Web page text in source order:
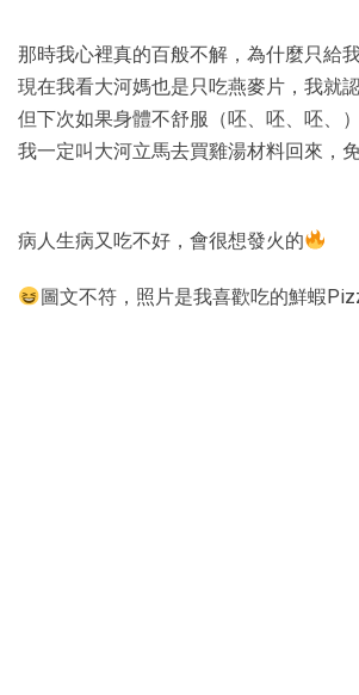
那時我心裡真的百般不解，為什麼只給
現在我看大河媽也是只吃燕麥片，我
但下次如果身體不舒服（呸、呸、呸、）
我一定叫大河立馬去買雞湯材料回來，
病人生病又吃不好，會很想發火的
圖文不符，照片是我喜歡吃的鮮蝦